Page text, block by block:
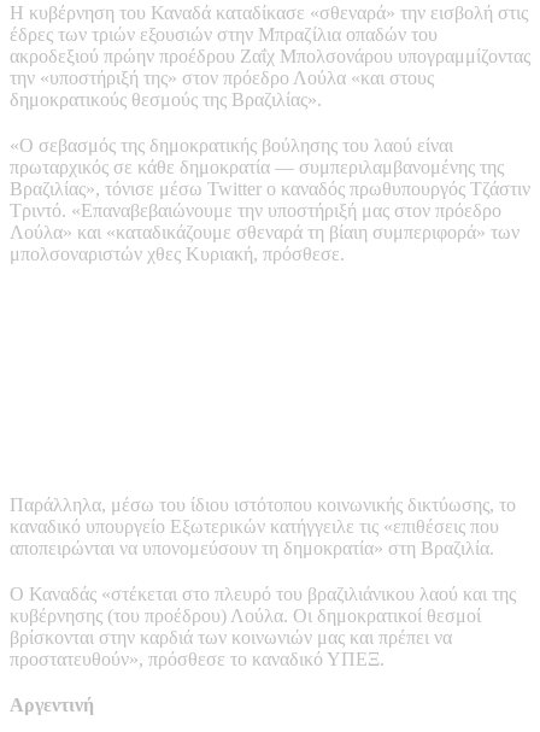
Η κυβέρνηση του Καναδά καταδίκασε «σθεναρά» την εισβολή στις
έδρες των τριών εξουσιών στην Μπραζίλια οπαδών του
ακροδεξιού πρώην προέδρου Ζαΐχ Μπολσονάρου υπογραμμίζοντας
την «υποστήριξή της» στον πρόεδρο Λούλα «και στους
δημοκρατικούς θεσμούς της Βραζιλίας».
«Ο σεβασμός της δημοκρατικής βούλησης του λαού είναι
πρωταρχικός σε κάθε δημοκρατία — συμπεριλαμβανομένης της
Βραζιλίας», τόνισε μέσω Twitter ο καναδός πρωθυπουργός Τζάστιν
Τριντό. «Επαναβεβαιώνουμε την υποστήριξή μας στον πρόεδρο
Λούλα» και «καταδικάζουμε σθεναρά τη βίαιη συμπεριφορά» των
μπολσοναριστών χθες Κυριακή, πρόσθεσε.
Παράλληλα, μέσω του ίδιου ιστότοπου κοινωνικής δικτύωσης, το
καναδικό υπουργείο Εξωτερικών κατήγγειλε τις «επιθέσεις που
αποπειρώνται να υπονομεύσουν τη δημοκρατία» στη Βραζιλία.
Ο Καναδάς «στέκεται στο πλευρό του βραζιλιάνικου λαού και της
κυβέρνησης (του προέδρου) Λούλα. Οι δημοκρατικοί θεσμοί
βρίσκονται στην καρδιά των κοινωνιών μας και πρέπει να
προστατευθούν», πρόσθεσε το καναδικό ΥΠΕΞ.
Αργεντινή